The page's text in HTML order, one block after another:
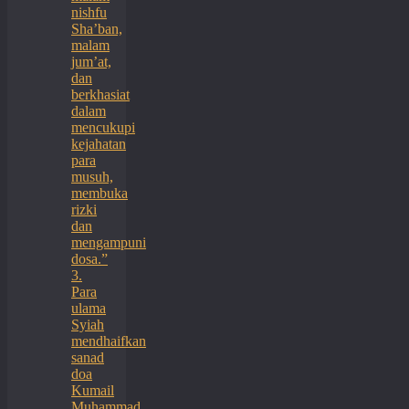
nishfu
Sha’ban,
malam
jum’at,
dan
berkhasiat
dalam
mencukupi
kejahatan
para
musuh,
membuka
rizki
dan
mengampuni
dosa.”
3.
Para
ulama
Syiah
mendhaifkan
sanad
doa
Kumail